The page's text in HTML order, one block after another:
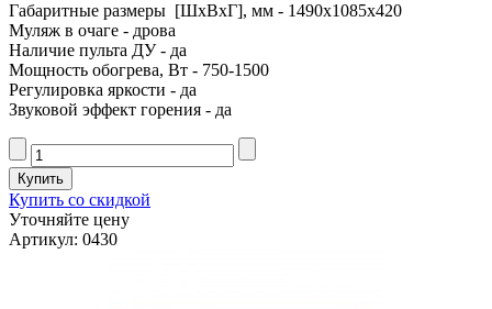
Габаритные размеры [ШxВxГ], мм - 1490x1085x420
Муляж в очаге - дрова
Наличие пульта ДУ - да
Мощность обогрева, Вт - 750-1500
Регулировка яркости - да
Звуковой эффект горения - да
Купить со скидкой
Уточняйте цену
Артикул: 0430